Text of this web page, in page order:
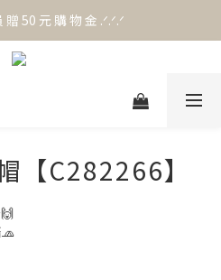
50 元 購 物 金 .ᐟ.ᐟ.ᐟ
50 元 購 物 金 .ᐟ.ᐟ.ᐟ
免 運 費 ꔛ♡
【C282266】